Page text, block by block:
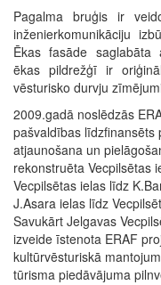
Pagalma bruģis ir
inženierkomunikāciju
Ēkas fasāde saglabāta
ēkas pildrežģī ir
vēsturisko durvju
2009.gadā noslēdzās
pašvaldības līdzfinansēts
atjaunošana un
rekonstruēta Vecpilsētas
Vecpilsētas ielas līdz
J.Asara ielas līdz
Savukārt Jelgavas
izveide īstenota ERAF
kultūrvēsturiskā
tūrisma piedāvājuma